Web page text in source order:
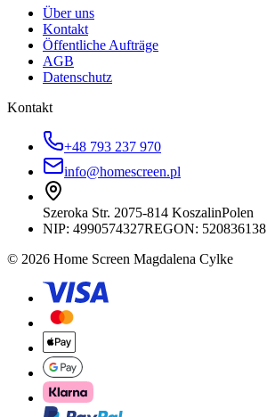
Über uns
Kontakt
Öffentliche Aufträge
AGB
Datenschutz
Kontakt
+48 793 237 970
info@homescreen.pl
Szeroka Str. 2075-814 KoszalinPolen
NIP: 4990574327REGON: 520836138
© 2026 Home Screen Magdalena Cylke